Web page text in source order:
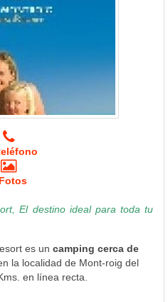
El destino ideal para toda tu
es un camping cerca de
la localidad de Mont-roig del
en línea recta.